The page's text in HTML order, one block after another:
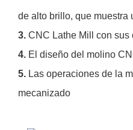
de alto brillo, que muestra
3. CNC Lathe Mill con sus
4. El diseño del molino
5. Las operaciones de la
mecanizado